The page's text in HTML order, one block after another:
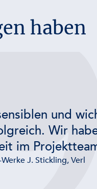
haben
und
Wir
im
J. Stickling, Verl